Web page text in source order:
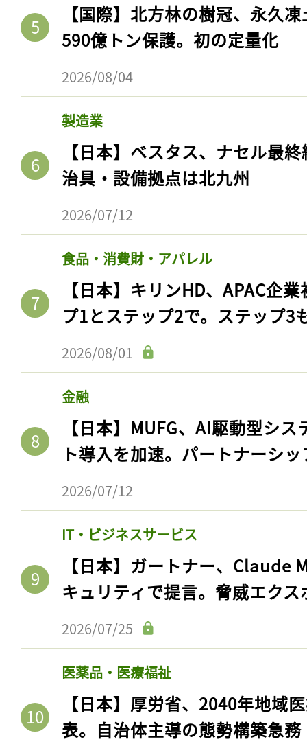
【国際】北方林の樹冠、永久
590億トン保護。初の定量化
2026/08/04
製造業
【日本】ベスタス、ナセル最
治具・設備拠点は北九州
2026/07/12
食品・消費財・アパレル
【日本】キリンHD、APAC企
プ1とステップ2で。ステップ3
2026/08/01
金融
【日本】MUFG、AI駆動型シ
ト導入を加速。パートナーシ
2026/07/12
IT・ビジネスサービス
【日本】ガートナー、Claude
キュリティで提言。脅威エク
2026/07/25
医薬品・医療福祉
【日本】厚労省、2040年地域
表。自治体主導の態勢構築急務
記事をお気に入りに
ログイン